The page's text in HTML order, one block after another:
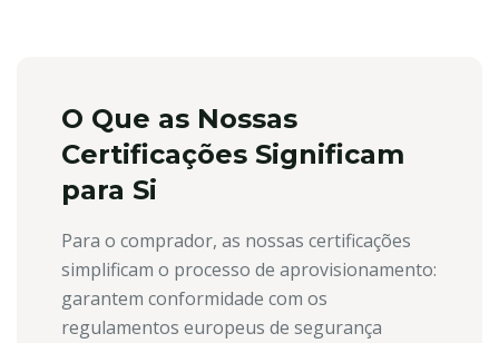
O Que as Nossas
Certificações Significam
para Si
Para o comprador, as nossas certificações
simplificam o processo de aprovisionamento:
garantem conformidade com os
regulamentos europeus de segurança